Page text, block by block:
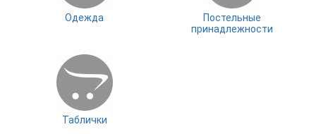
Одежда
Постельные
принадлежности
Таблички